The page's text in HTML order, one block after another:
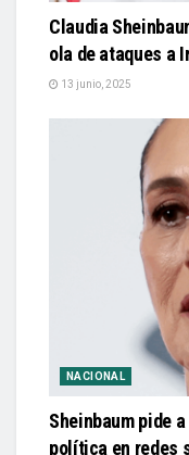
Claudia
ola de ataques a
13 junio, 2025
NACIONAL
Sheinbaum pide
política en redes